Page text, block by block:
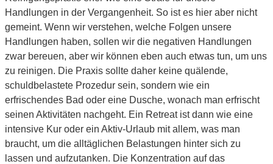
Handlungen in der Vergangenheit. So ist es hier aber nicht
gemeint. Wenn wir verstehen, welche Folgen unsere
Handlungen haben, sollen wir die negativen Handlungen
zwar bereuen, aber wir können eben auch etwas tun, um uns
zu reinigen. Die Praxis sollte daher keine quälende,
schuldbelastete Prozedur sein, sondern wie ein
erfrischendes Bad oder eine Dusche, wonach man erfrischt
seinen Aktivitäten nachgeht. Ein Retreat ist dann wie eine
intensive Kur oder ein Aktiv-Urlaub mit allem, was man
braucht, um die alltäglichen Belastungen hinter sich zu
lassen und aufzutanken. Die Konzentration auf das